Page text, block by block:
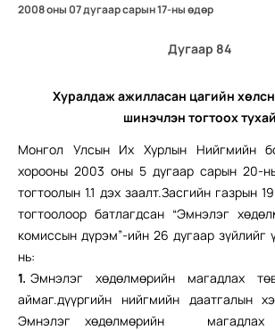
2008 оны 07 дугаар сарын 17-ны өдөр
Дугаар 84
Хуралдаж ажилласан цагийн
шинэчлэн тогтоох тухай
Монгол Улсын Их Хурлын Нийгмийн
хорооны 2003 оны 5 дугаар сарын 20-
тогтоолын 1.1 дэх заалт.Засгийн газрын
тогтоолоор батлагдсан “Эмнэлэг
комиссын дүрэм”-ийн 26 дугаар
нь:
1. Эмнэлэг хөдөлмөрийн магадлах
аймаг.дүүргийн нийгмийн даатгалын
Эмнэлэг хөдөлмөрийн